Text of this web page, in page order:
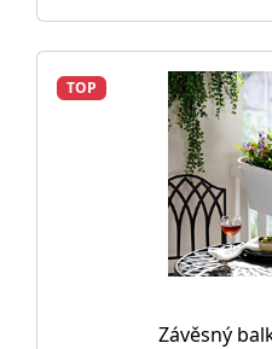
TOP
Závěsný